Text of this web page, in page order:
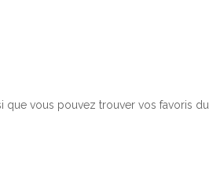
vous pouvez trouver vos favoris